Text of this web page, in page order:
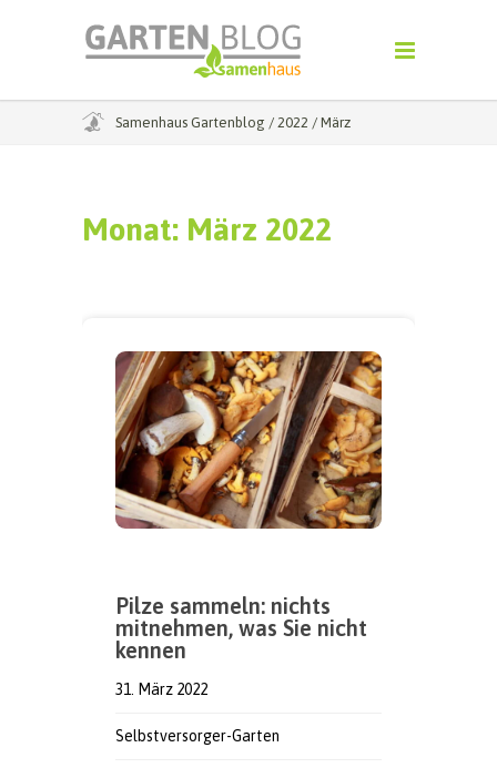
Samenhaus Gartenblog / 2022 / März
Monat: März 2022
Pilze sammeln: nichts
mitnehmen, was Sie nicht
kennen
31. März 2022
Selbstversorger-Garten